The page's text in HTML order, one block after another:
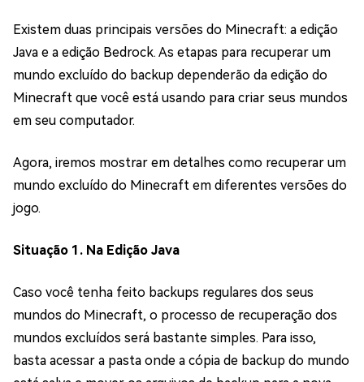
Existem duas principais versões do Minecraft: a edição
Java e a edição Bedrock. As etapas para recuperar um
mundo excluído do backup dependerão da edição do
Minecraft que você está usando para criar seus mundos
em seu computador.
Agora, iremos mostrar em detalhes como recuperar um
mundo excluído do Minecraft em diferentes versões do
jogo.
Situação 1. Na Edição Java
Caso você tenha feito backups regulares dos seus
mundos do Minecraft, o processo de recuperação dos
mundos excluídos será bastante simples. Para isso,
basta acessar a pasta onde a cópia de backup do mundo